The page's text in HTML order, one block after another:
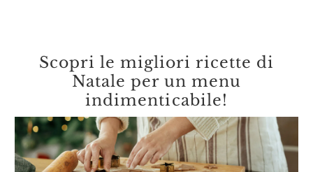
Quattro Portoni
Rivoltini
Roi
Scopri le migliori ricette di
Natale per un menu
indimenticabile!